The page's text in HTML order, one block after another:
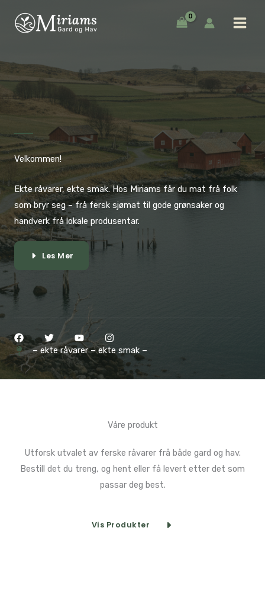
rett
Velkommen!
Ekte råvarer, ekte smak. Hos Miriams får du mat frå folk
som bryr seg – frå fersk sjømat til gode grønsaker og
handverk frå lokale produsentar.
Les Mer
– ekte råvarer – ekte smak –
Våre produkt​
Utforsk utvalet av ferske råvarer frå både gard og hav.
Bestill det du treng, og hent eller få levert etter det som
passar deg best.
Vis Produkter